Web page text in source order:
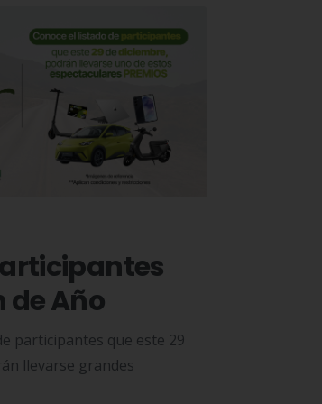
de Año
participantes que este 29
llevarse grandes